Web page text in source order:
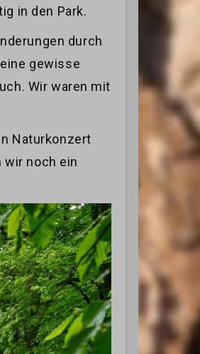
in den Park.
durch
gewisse
Wir waren mit
Naturkonzert
wir noch ein